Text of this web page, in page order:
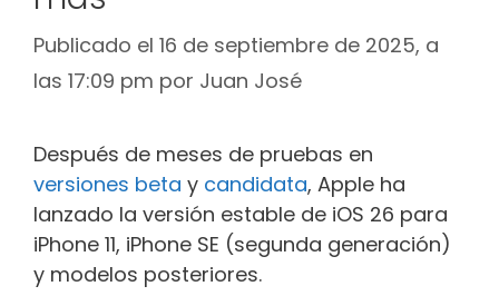
Publicado el 16 de septiembre de 2025, a
las 17:09 pm por Juan José
Después de meses de pruebas en
versiones beta y candidata, Apple ha
lanzado la versión estable de iOS 26 para
iPhone 11, iPhone SE (segunda generación)
y modelos posteriores.